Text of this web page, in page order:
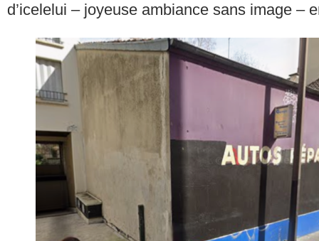
d’icelelui – joyeuse ambiance sans image –